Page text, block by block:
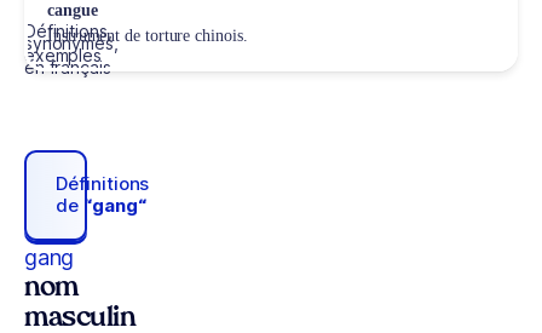
Définitions,
synonymes,
exemples
en français
Définitions
de “gang“
gang
nom
masculin
cangue
Instrument de torture chinois.